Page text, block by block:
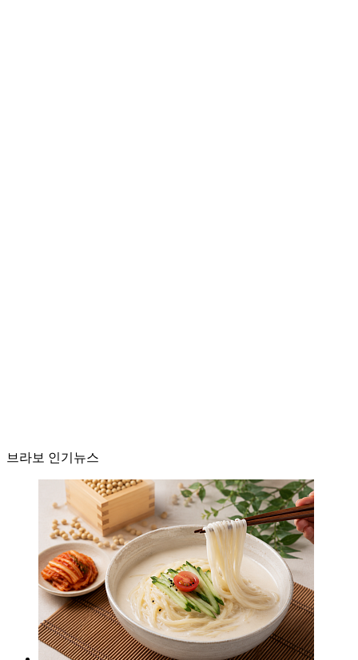
브라보 인기뉴스